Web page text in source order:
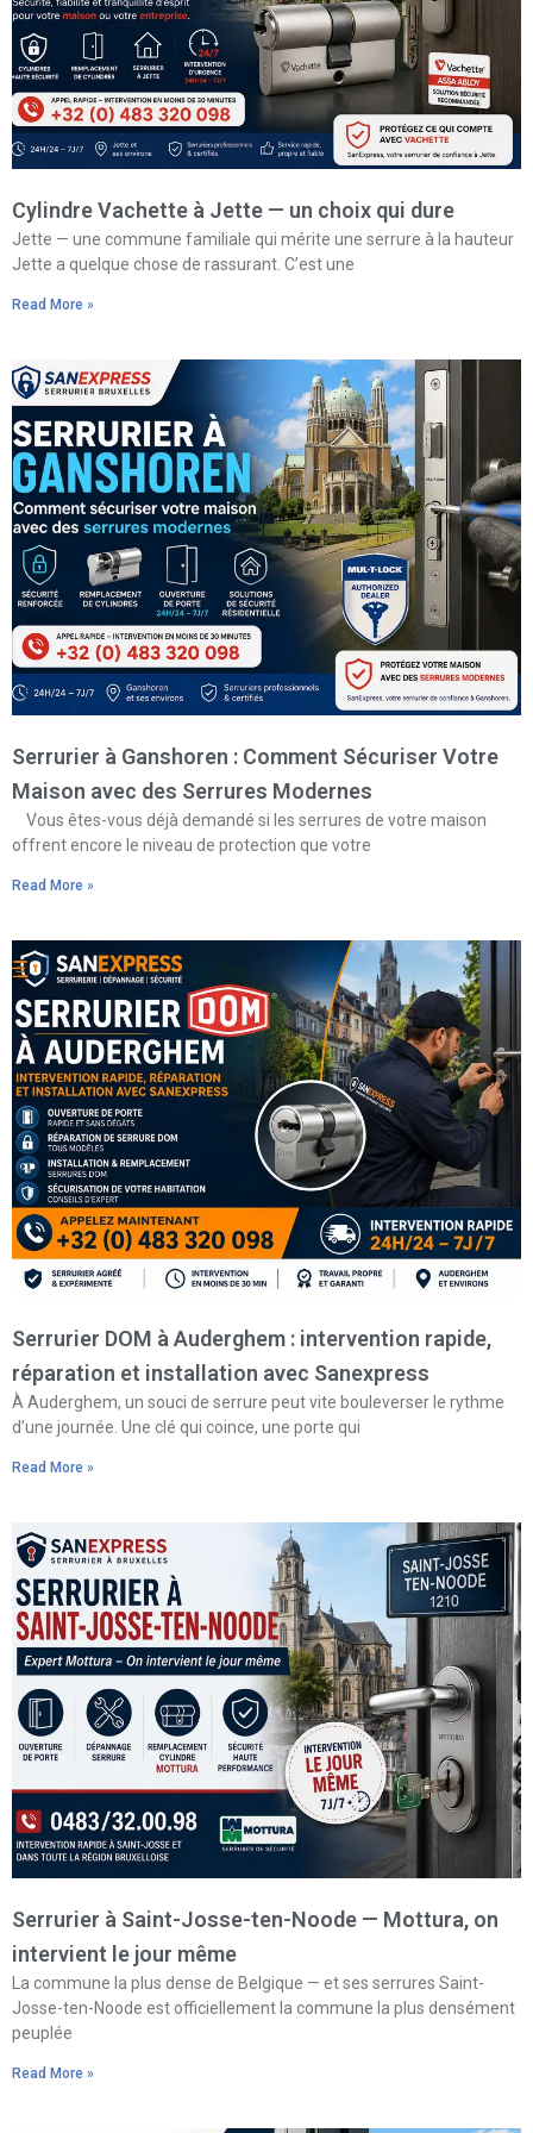
Cylindre Vachette à Jette — un choix qui dure
Jette — une commune familiale qui mérite une serrure à la hauteur
Jette a quelque chose de rassurant. C’est une
Read More »
Serrurier à Ganshoren : Comment Sécuriser Votre
Maison avec des Serrures Modernes
Vous êtes-vous déjà demandé si les serrures de votre maison
offrent encore le niveau de protection que votre
Read More »
Serrurier DOM à Auderghem : intervention rapide,
réparation et installation avec Sanexpress
À Auderghem, un souci de serrure peut vite bouleverser le rythme
d’une journée. Une clé qui coince, une porte qui
Read More »
Serrurier à Saint-Josse-ten-Noode — Mottura, on
intervient le jour même
La commune la plus dense de Belgique — et ses serrures Saint-
Josse-ten-Noode est officiellement la commune la plus densément
peuplée
Read More »